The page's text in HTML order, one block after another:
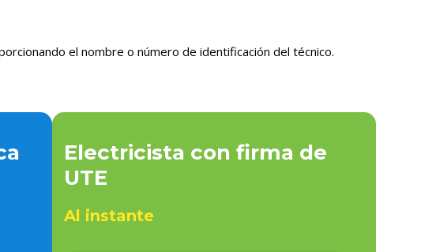
el nombre o número de identificación del técnico.
Electricista con firma de
UTE
Al instante